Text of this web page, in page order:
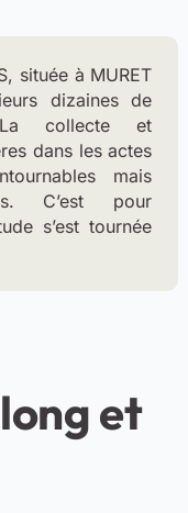
située à MURET
dizaines de
La collecte et
dans les actes
mais
C’est pour
s’est tournée
et